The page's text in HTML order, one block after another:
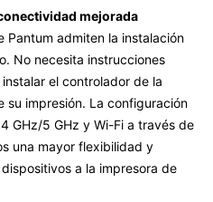
mejorada
Pantum admiten la instalación
No necesita instrucciones
el controlador de la
su impresión. La configuración
GHz/5 GHz y Wi-Fi a través de
una mayor flexibilidad y
a la impresora de